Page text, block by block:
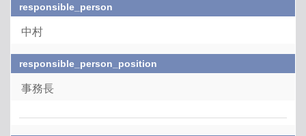
responsible_person
中村
responsible_person_position
事務長